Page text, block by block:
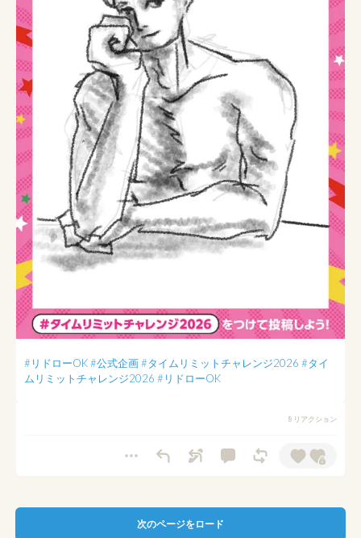
#リドローOK#公式企画#タイムリミットチャレンジ2026 #タイ
ムリミットチャレンジ2026 #リドローOK
8 リアクション
次のページをロード